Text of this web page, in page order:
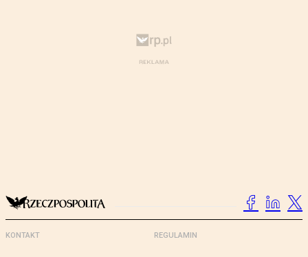
KONTAKT REGULAMIN